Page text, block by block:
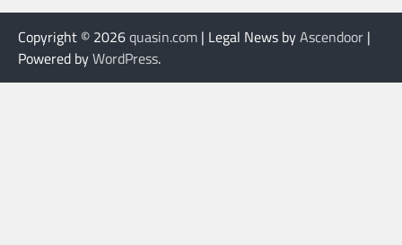
Copyright © 2026quasin.com | Legal News byAscendoor |
Powered byWordPress.